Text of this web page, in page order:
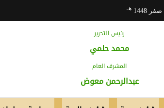
هـ
رئيس التحرير
محمد حلمي
المشرف العام
عبدالرحمن معوض